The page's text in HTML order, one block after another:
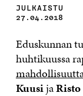
JULKAISTU
27.04.2018
Eduskunnan
huhtikuussa
Kuusija